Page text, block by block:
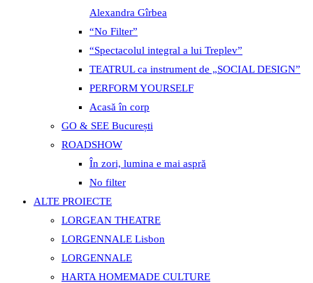
Alexandra Gîrbea
“No Filter”
“Spectacolul integral a lui Treplev”
TEATRUL ca instrument de „SOCIAL DESIGN”
PERFORM YOURSELF
Acasă în corp
GO & SEE București
ROADSHOW
În zori, lumina e mai aspră
No filter
ALTE PROIECTE
LORGEAN THEATRE
LORGENNALE Lisbon
LORGENNALE
HARTA HOMEMADE CULTURE